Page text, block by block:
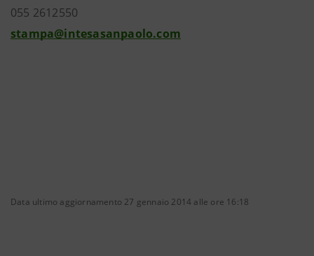
055 2612550
stampa@intesasanpaolo.com
Data ultimo aggiornamento 27 gennaio 2014 alle ore 16:18